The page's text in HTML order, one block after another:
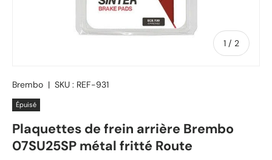
1 / de
2
Brembo | SKU : REF-931
Épuisé
Plaquettes de frein arrière Brembo
07SU25SP métal fritté Route